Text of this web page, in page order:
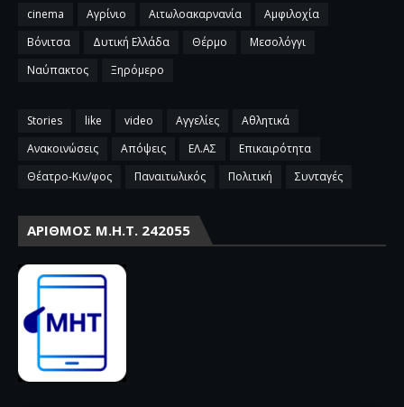
cinema Αγρίνιο Αιτωλοακαρνανία
Αμφιλοχία
Βόνιτσα
Δυτική Ελλάδα Θέρμο
Μεσολόγγι
Ναύπακτος
Ξηρόμερο
Stories like video Αγγελίες
Αθλητικά
Ανακοινώσεις
Απόψεις ΕΛ.ΑΣ
Επικαιρότητα
Θέατρο-Κιν/φος
Παναιτωλικός Πολιτική Συνταγές
ΑΡΙΘΜΌΣ Μ.Η.Τ. 242055